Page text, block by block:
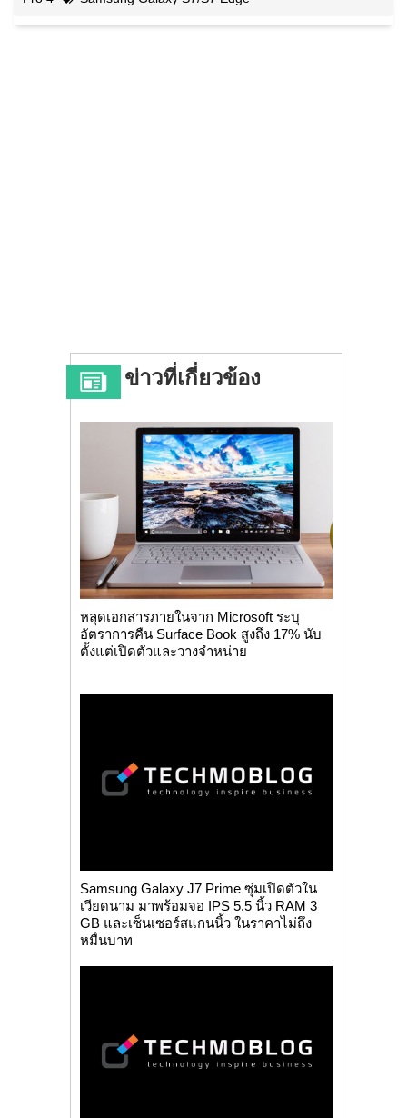
ข่าวที่เกี่ยวข้อง
หลุดเอกสารภายในจาก Microsoft ระบุ
อัตราการคืน Surface Book สูงถึง 17% นับ
ตั้งแต่เปิดตัวและวางจำหน่าย
Samsung Galaxy J7 Prime ซุ่มเปิดตัวใน
เวียดนาม มาพร้อมจอ IPS 5.5 นิ้ว RAM 3
GB และเซ็นเซอร์สแกนนิ้ว ในราคาไม่ถึง
หมื่นบาท